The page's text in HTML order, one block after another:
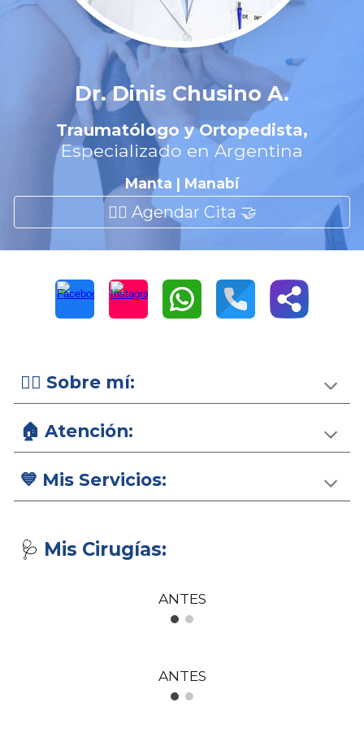
Dr. Dinis Chusino A.
Traumatólogo y Ortopedista,
Especializado en Argentina
Manta | Manabí
👨‍⚕️ Agendar Cita 🤝
👨‍⚕️ Sobre mí:
🏠 Atención:
💙 Mis Servicios:
🩺 Mis Cirugías:
ANTES
ANTES